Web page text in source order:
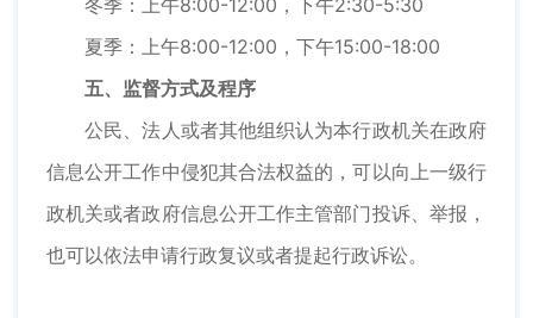
冬季：上午8:00-12:00，下午2:30-5:30
夏季：上午8:00-12:00，下午15:00-18:00
五、监督方式及程序
公民、法人或者其他组织认为本行政机关在政府
信息公开工作中侵犯其合法权益的，可以向上一级行
政机关或者政府信息公开工作主管部门投诉、举报，
也可以依法申请行政复议或者提起行政诉讼。